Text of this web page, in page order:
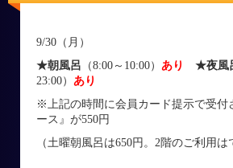
9/30（月）
★朝風呂 （8:00～10:00） あり ★夜風
23:00） あり
※上記の時間に会員カード提示で受付
ース』が550円
（土曜朝風呂は650円。2階のご利用は